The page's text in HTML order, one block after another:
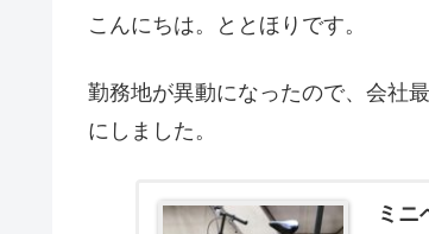
こんにちは。ととほりです。
勤務地が異動になったので、会社
にしました。
ミニ